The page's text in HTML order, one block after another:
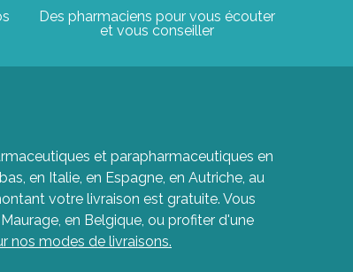
Des pharmaciens pour vous écouter
et vous conseiller
et parapharmaceutiques en
en Italie, en Espagne, en Autriche, au
votre livraison est gratuite. Vous
en Belgique, ou profiter d'une
nos modes de livraisons.